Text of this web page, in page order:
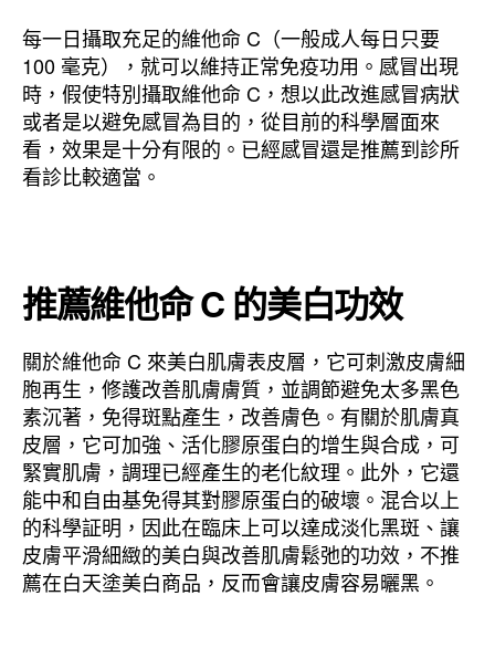
每一日攝取充足的維他命 C（一般成人每日只要
100 毫克），就可以維持正常免疫功用。感冒出現
時，假使特別攝取維他命 C，想以此改進感冒病狀
或者是以避免感冒為目的，從目前的科學層面來
看，效果是十分有限的。已經感冒還是推薦到診所
看診比較適當。
推薦維他命 C 的美白功效
關於維他命 C 來美白肌膚表皮層，它可刺激皮膚細
胞再生，修護改善肌膚膚質，並調節避免太多黑色
素沉著，免得斑點產生，改善膚色。有關於肌膚真
皮層，它可加強、活化膠原蛋白的增生與合成，可
緊實肌膚，調理已經產生的老化紋理。此外，它還
能中和自由基免得其對膠原蛋白的破壞。混合以上
的科學証明，因此在臨床上可以達成淡化黑斑、讓
皮膚平滑細緻的美白與改善肌膚鬆弛的功效，不推
薦在白天塗美白商品，反而會讓皮膚容易曬黑。